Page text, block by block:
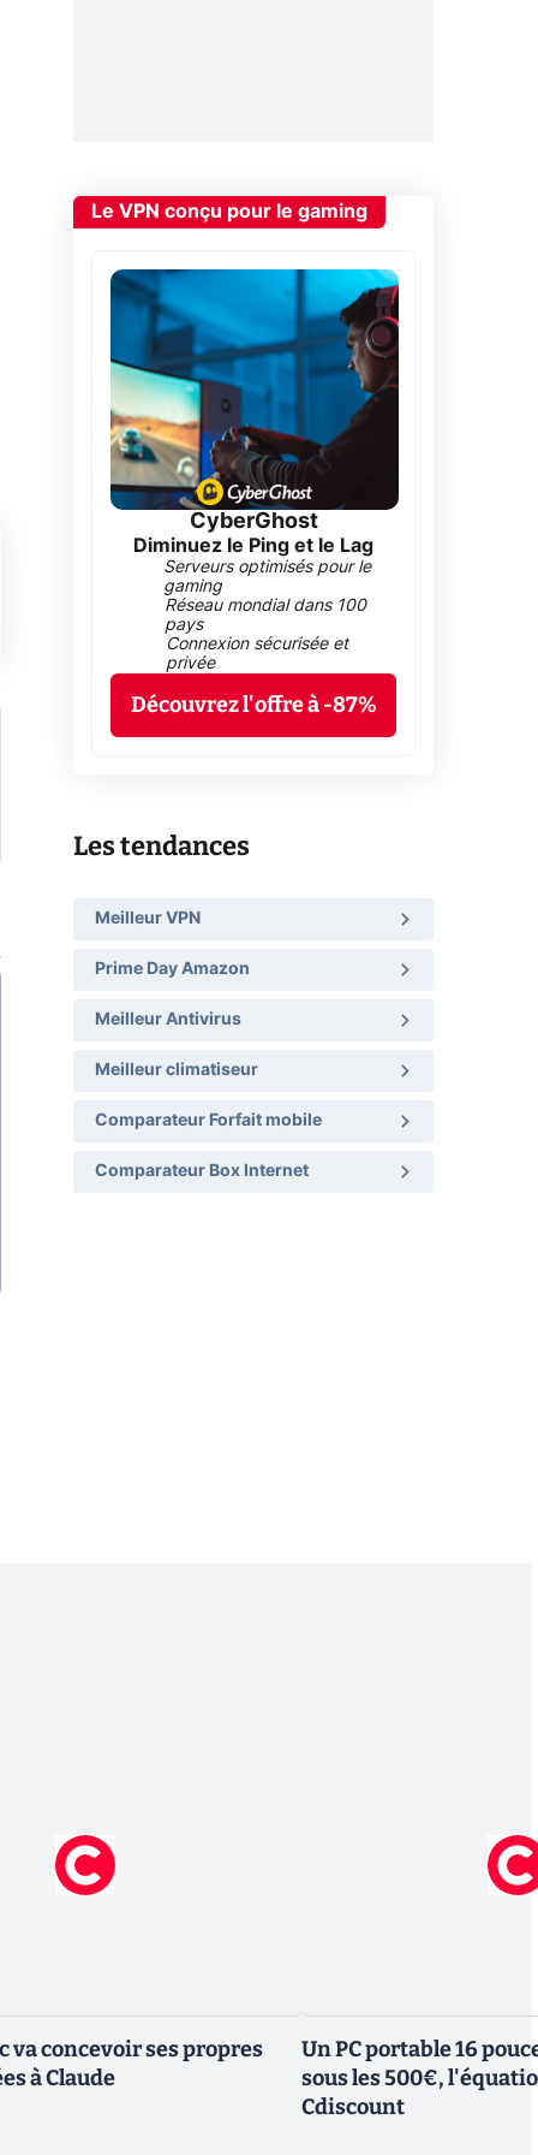
Le VPN conçu pour le gaming
CyberGhost
Diminuez le Ping et le Lag
Serveurs optimisés pour le
gaming
Réseau mondial dans 100
pays
Connexion sécurisée et
privée
Découvrez l'offre à -87%
Les tendances
Meilleur VPN
Prime Day Amazon
Meilleur Antivirus
Meilleur climatiseur
Comparateur Forfait mobile
Comparateur Box Internet
va concevoir ses propres
à Claude
Un PC portable 16
sous les 500€,
Cdiscount